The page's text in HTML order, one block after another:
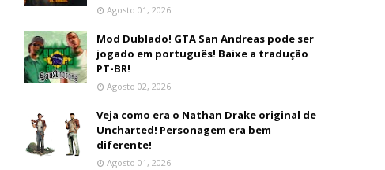
Agosto 01, 2026
Mod Dublado! GTA San Andreas pode ser
jogado em português! Baixe a tradução
PT-BR!
Agosto 02, 2026
Veja como era o Nathan Drake original de
Uncharted! Personagem era bem
diferente!
Agosto 01, 2026